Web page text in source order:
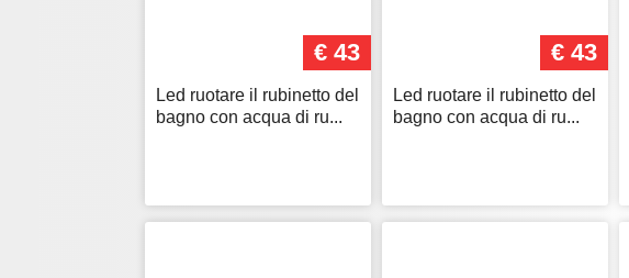
€ 43
Led ruotare il rubinetto del
bagno con acqua di ru...
€ 43
Led ruotare il rubinetto del
bagno con acqua di ru...